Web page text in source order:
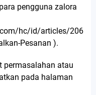
pengguna zalora
hc/id/articles/206
Pesanan ).
permasalahan atau
pada halaman